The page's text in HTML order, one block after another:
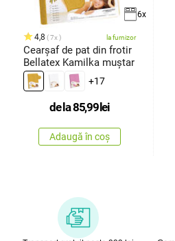
6x
4,8 7x la furnizor
Cearșaf de pat din frotir
Bellatex Kamilka muștar
+17
de la85,99lei
Adaugă în coș